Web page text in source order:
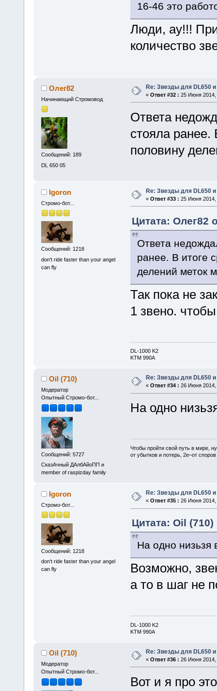
16-46 это
Люди, ау!!! При
количество
Олег82
Начинающий Стромовод
Сообщений: 189
DL 650 05
Re: Звезды для DL650 и
« Ответ #32 : 25 Июня 2014,
Ответа
стояла ранее.
половину
Igoron
Стромо-бот...
Сообщений: 1218
don't ride faster than your angel
can fly
Re: Звезды для DL650 и
« Ответ #33 : 25 Июня 2014,
Цитата: Олег82
Ответа
ранее. В итоге
делений меток
Так пока не
1 звено.
DL-1000 K2
KTM 990A
Oil (710)
Модератор
Опытный Стромо-бот...
Сообщений: 5727
СказАчный ДАлбАйоПП и
member of raspizday family
Re: Звезды для DL650 и
« Ответ #34 : 26 Июня 2014,
На одно
Чтобы пройти свой путь в мире,
от убытков и потерь, 2е–от
Igoron
Стромо-бот...
Сообщений: 1218
don't ride faster than your angel
can fly
Re: Звезды для DL650 и
« Ответ #35 : 26 Июня 2014,
Цитата: Oil
На одно низьзя
Возможно,
а то в шаг не
DL-1000 K2
KTM 990A
Oil (710)
Модератор
Опытный Стромо-бот...
Re: Звезды для DL650 и
« Ответ #36 : 26 Июня 2014,
Вот и я про